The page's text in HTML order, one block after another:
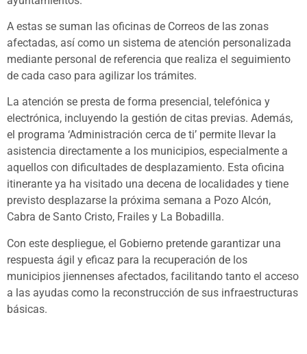
A estas se suman las oficinas de Correos de las zonas
afectadas, así como un sistema de atención personalizada
mediante personal de referencia que realiza el seguimiento
de cada caso para agilizar los trámites.
La atención se presta de forma presencial, telefónica y
electrónica, incluyendo la gestión de citas previas. Además,
el programa ‘Administración cerca de ti’ permite llevar la
asistencia directamente a los municipios, especialmente a
aquellos con dificultades de desplazamiento. Esta oficina
itinerante ya ha visitado una decena de localidades y tiene
previsto desplazarse la próxima semana a Pozo Alcón,
Cabra de Santo Cristo, Frailes y La Bobadilla.
Con este despliegue, el Gobierno pretende garantizar una
respuesta ágil y eficaz para la recuperación de los
municipios jiennenses afectados, facilitando tanto el acceso
a las ayudas como la reconstrucción de sus infraestructuras
básicas.